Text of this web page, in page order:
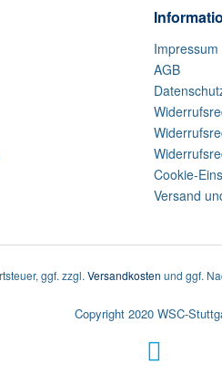
Impressum
AGB
Cookie-
Versand
ggf. zzgl. Versandkosten und ggf.
Copyright 2020 WSC-